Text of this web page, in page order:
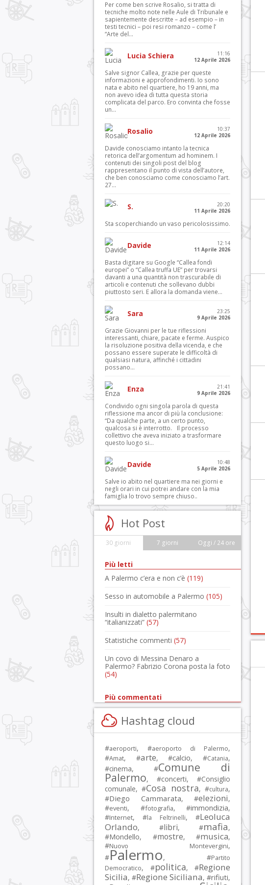
Per come ben scrive Rosalio, si tratta di
tecniche molto note nelle Aule di Tribunale e
sapientemente descritte – ad esempio – in
testi tecnici – poi resi romanzo – come l’
“Arte del...
Lucia Schiera
11:16
12 Aprile 2026
Salve signor Callea, grazie per queste
informazioni e approfondimenti. Io sono
nata e abito nel quartiere, ho 19 anni, ma
non avevo idea di tutta questa storia
complicata del parco. Ero convinta che fosse
un...
Rosalio
10:37
12 Aprile 2026
Davide conosciamo intanto la tecnica
retorica dell’argomentum ad hominem. I
contenuti dei singoli post del blog
rappresentano il punto di vista dell’autore,
che ben conosciamo come conosciamo l’art.
27...
S.
20:20
11 Aprile 2026
Sta scoperchiando un vaso pericolosissimo.
Davide
12:14
11 Aprile 2026
Basta digitare su Google “Callea fondi
europei” o “Callea truffa UE” per trovarsi
davanti a una quantità non trascurabile di
articoli e contenuti che sollevano dubbi
piuttosto seri. E allora la domanda viene...
Sara
23:25
9 Aprile 2026
Grazie Giovanni per le tue riflessioni
interessanti, chiare, pacate e ferme. Auspico
la risoluzione positiva della vicenda, e che
possano essere superate le difficoltà di
qualsiasi natura, affinché i cittadini
possano...
Enza
21:41
9 Aprile 2026
Condivido ogni singola parola di questa
riflessione ma ancor di più la conclusione:
“Da qualche parte, a un certo punto,
qualcosa si è interrotto. Il processo
collettivo che aveva iniziato a trasformare
questo luogo si...
Davide
10:48
5 Aprile 2026
Salve io abito nel quartiere ma nei giorni e
negli orari in cui potrei andare con la mia
famiglia lo trovo sempre chiuso..
Hot Post
30 giorni 7 giorni Oggi / 24 ore
Più letti
A Palermo c’era e non c’è (119)
Sesso in automobile a Palermo (105)
Insulti in dialetto palermitano
“italianizzati” (57)
Statistiche commenti (57)
Un covo di Messina Denaro a
Palermo? Fabrizio Corona posta la foto
(54)
Più commentati
Hashtag cloud
#aeroporti, #aeroporto di Palermo,
#Amat, #arte, #calcio, #Catania,
#cinema, #Comune di
Palermo, #concerti, #Consiglio
comunale, #Cosa nostra, #cultura,
#Diego Cammarata, #elezioni,
#eventi, #fotografia, #immondizia,
#Internet, #la Feltrinelli, #Leoluca
Orlando, #libri, #mafia,
#Mondello, #mostre, #musica,
#Nuovo Montevergini,
#Palermo, #Partito
Democratico, #politica, #Regione
Sicilia, #Regione Siciliana, #rifiuti,